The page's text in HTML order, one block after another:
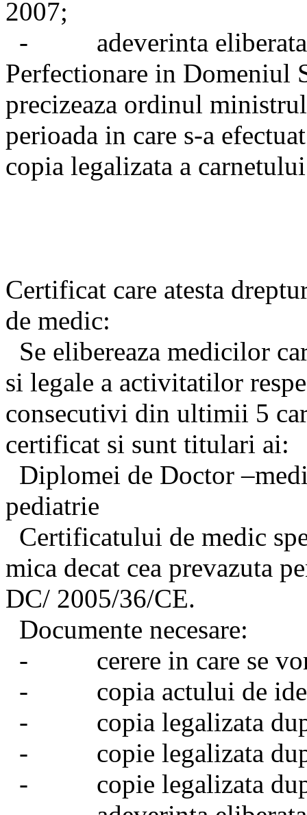
2007;
- adeverinta eliberata
Perfectionare in Domeniul
precizeaza ordinul
perioada in care s-a
copia legalizata a
Certificat care atesta
de medic:
Se elibereaza medicilor
si legale a activitatilor
consecutivi din ultimii 5
certificat si sunt titulari ai:
Diplomei de Doctor
pediatrie
Certificatului de medic
mica decat cea prevazuta
DC/ 2005/36/CE.
Documente necesare:
- cerere in care se vor
- copia actului de
- copia legalizata dupa
- copie legalizata
- copie legalizata